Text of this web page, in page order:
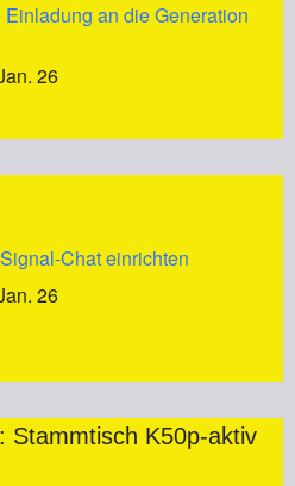
Einladung an die Generation
26
Chat einrichten
26
Stammtisch K50p-aktiv